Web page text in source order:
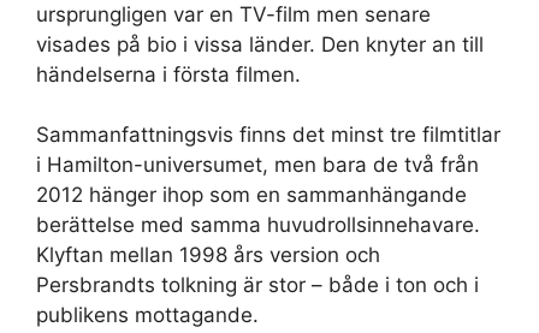
ursprungligen var en TV-film men senare
visades på bio i vissa länder. Den knyter an till
händelserna i första filmen.
Sammanfattningsvis finns det minst tre filmtitlar
i Hamilton-universumet, men bara de två från
2012 hänger ihop som en sammanhängande
berättelse med samma huvudrollsinnehavare.
Klyftan mellan 1998 års version och
Persbrandts tolkning är stor – både i ton och i
publikens mottagande.